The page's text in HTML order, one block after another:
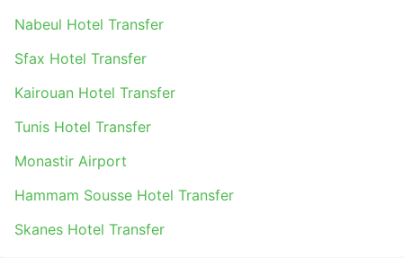
Nabeul Hotel Transfer
Sfax Hotel Transfer
Kairouan Hotel Transfer
Tunis Hotel Transfer
Monastir Airport
Hammam Sousse Hotel Transfer
Skanes Hotel Transfer